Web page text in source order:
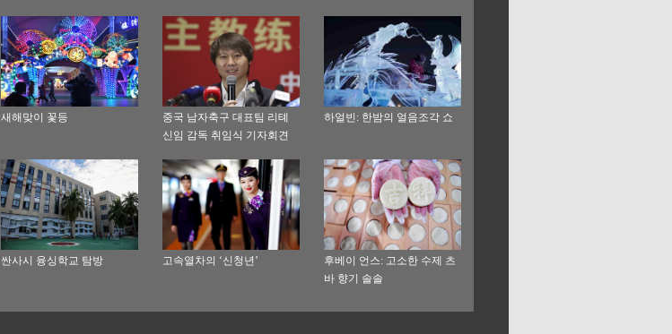
새해맞이 꽃등
중국 남자축구 대표팀 리톄
신임 감독 취임식 기자회견
하얼빈: 한밤의 얼음조각 쇼
싼사시 융싱학교 탐방 고속열차의 ‘신청년’
후베이 언스: 고소한 수제 츠
바 향기 솔솔